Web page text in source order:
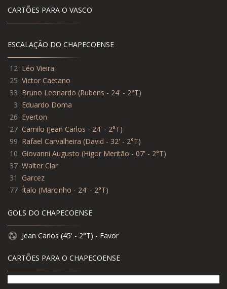
CARTÕES PARA O VASCO
ESCALAÇÃO DO CHAPECOENSE
12 Léo Vieira
25 Victor Caetano
33 Bruno Leonardo (Rubens - 24' - 2°T)
3 Eduardo Doma
26 Everton
27 Camilo (Jean Carlos - 24' - 2°T)
99 Rafael Carvalheira (David - 32' - 2°T)
10 Giovanni Augusto (Higor Meritão - 07' - 2°T)
37 Walter Clar
31
Garcez
77 Ítalo (Marcinho - 24' - 2°T)
GOLS DO CHAPECOENSE
Jean Carlos (45' - 2°T) - Favor
CARTÕES PARA O CHAPECOENSE